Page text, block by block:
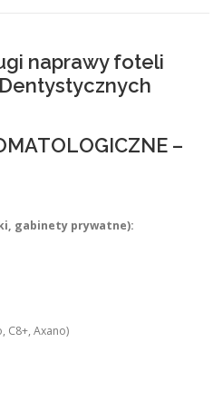
naprawy foteli
–
gabinety prywatne):
C8+, Axano)